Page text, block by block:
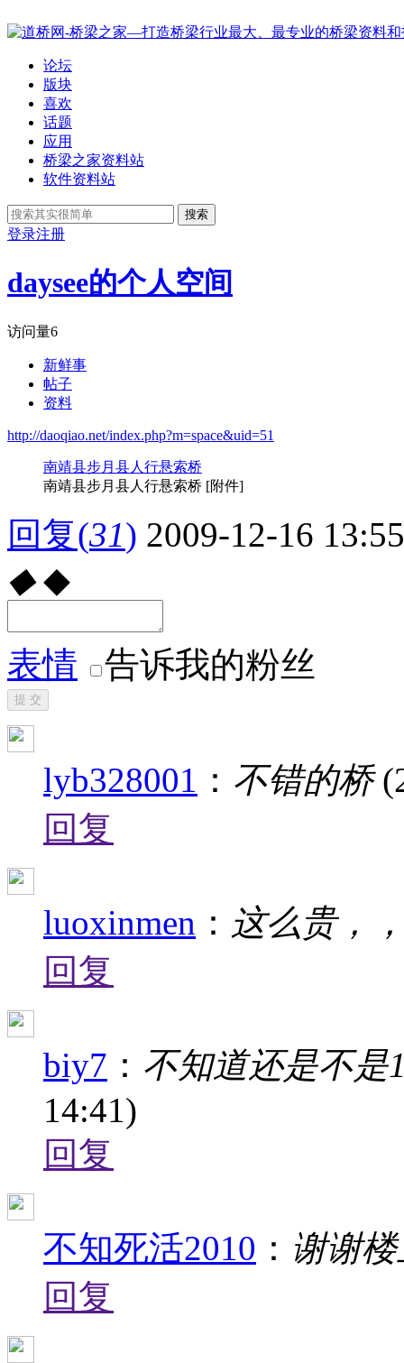
论坛
版块
喜欢
话题
应用
桥梁之家资料站
软件资料站
搜索
登录注册
daysee的个人空间
访问量6
新鲜事
帖子
资料
http://daoqiao.net/index.php?m=space&uid=51
南靖县步月县人行悬索桥
南靖县步月县人行悬索桥 [附件]
回复(31) 2009-12-16 13:55
◆ ◆
表情 告诉我的粉丝
提 交
lyb328001 ： 不错的桥
回复
luoxinmen ： 这么贵，
回复
biy7 ： 不知道还是不是
14:41)
回复
不知死活2010 ： 谢谢
回复